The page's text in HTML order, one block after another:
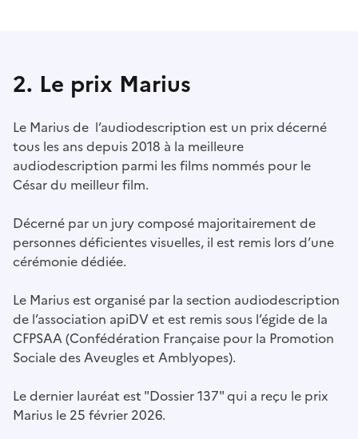
2. Le prix Marius
Le Marius de l’audiodescription est un prix décerné
tous les ans depuis 2018 à la meilleure
audiodescription parmi les films nommés pour le
César du meilleur film.
Décerné par un jury composé majoritairement de
personnes déficientes visuelles, il est remis lors d’une
cérémonie dédiée.
Le Marius est organisé par la section audiodescription
de l’association apiDV et est remis sous l’égide de la
CFPSAA (Confédération Française pour la Promotion
Sociale des Aveugles et Amblyopes).
Le dernier lauréat est "Dossier 137" qui a reçu le prix
Marius le 25 février 2026.